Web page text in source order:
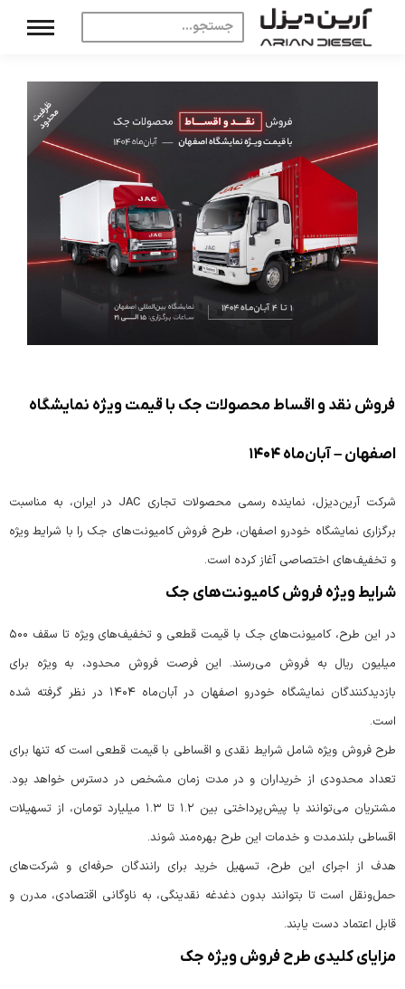
فروش نقد و اقساط محصولات جک با قیمت ویژه نمایشگاه
اصفهان – آبان‌ماه ۱۴۰۴
شرکت آرین‌دیزل، نماینده رسمی محصولات تجاری JAC در ایران، به مناسبت
برگزاری نمایشگاه خودرو اصفهان، طرح فروش کامیونت‌های جک را با شرایط ویژه
و تخفیف‌های اختصاصی آغاز کرده است.
شرایط ویژه ‌فروش کامیونت‌های جک
در این طرح، کامیونت‌های جک با قیمت قطعی و تخفیف‌های ویژه تا سقف ۵۰۰
میلیون ریال به فروش می‌رسند. این فرصت فروش محدود، به ویژه برای
بازدیدکنندگان نمایشگاه خودرو اصفهان در آبان‌ماه ۱۴۰۴ در نظر گرفته شده
است.
طرح فروش ویژه شامل شرایط نقدی و اقساطی با قیمت قطعی است که تنها برای
تعداد محدودی از خریداران و در مدت زمان مشخص در دسترس خواهد بود.
مشتریان می‌توانند با پیش‌پرداختی بین ۱.۲ تا ۱.۳ میلیارد تومان، از تسهیلات
اقساطی بلندمدت و خدمات این طرح بهره‌مند شوند.
هدف از اجرای این طرح، تسهیل خرید برای رانندگان حرفه‌ای و شرکت‌های
حمل‌ونقل است تا بتوانند بدون دغدغه نقدینگی، به ناوگانی اقتصادی، مدرن و
قابل اعتماد دست یابند.
مزایای کلیدی طرح فروش ویژه جک